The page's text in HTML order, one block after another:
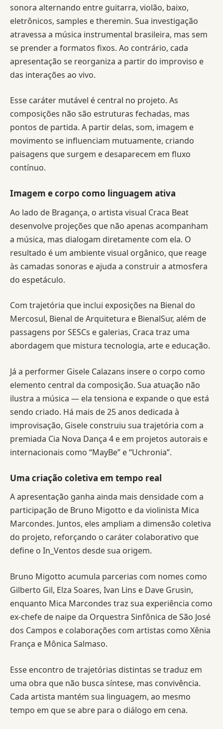
sonora alternando entre guitarra, violão, baixo,
eletrônicos, samples e theremin. Sua investigação
atravessa a música instrumental brasileira, mas sem
se prender a formatos fixos. Ao contrário, cada
apresentação se reorganiza a partir do improviso e
das interações ao vivo.
Esse caráter mutável é central no projeto. As
composições não são estruturas fechadas, mas
pontos de partida. A partir delas, som, imagem e
movimento se influenciam mutuamente, criando
paisagens que surgem e desaparecem em fluxo
contínuo.
Imagem e corpo como linguagem ativa
Ao lado de Bragança, o artista visual Craca Beat
desenvolve projeções que não apenas acompanham
a música, mas dialogam diretamente com ela. O
resultado é um ambiente visual orgânico, que reage
às camadas sonoras e ajuda a construir a atmosfera
do espetáculo.
Com trajetória que inclui exposições na Bienal do
Mercosul, Bienal de Arquitetura e BienalSur, além de
passagens por SESCs e galerias, Craca traz uma
abordagem que mistura tecnologia, arte e educação.
Já a performer Gisele Calazans insere o corpo como
elemento central da composição. Sua atuação não
ilustra a música — ela tensiona e expande o que está
sendo criado. Há mais de 25 anos dedicada à
improvisação, Gisele construiu sua trajetória com a
premiada Cia Nova Dança 4 e em projetos autorais e
internacionais como “MayBe” e “Uchronia”.
Uma criação coletiva em tempo real
A apresentação ganha ainda mais densidade com a
participação de Bruno Migotto e da violinista Mica
Marcondes. Juntos, eles ampliam a dimensão coletiva
do projeto, reforçando o caráter colaborativo que
define o In_Ventos desde sua origem.
Bruno Migotto acumula parcerias com nomes como
Gilberto Gil, Elza Soares, Ivan Lins e Dave Grusin,
enquanto Mica Marcondes traz sua experiência como
ex-chefe de naipe da Orquestra Sinfônica de São José
dos Campos e colaborações com artistas como Xênia
França e Mônica Salmaso.
Esse encontro de trajetórias distintas se traduz em
uma obra que não busca síntese, mas convivência.
Cada artista mantém sua linguagem, ao mesmo
tempo em que se abre para o diálogo em cena.